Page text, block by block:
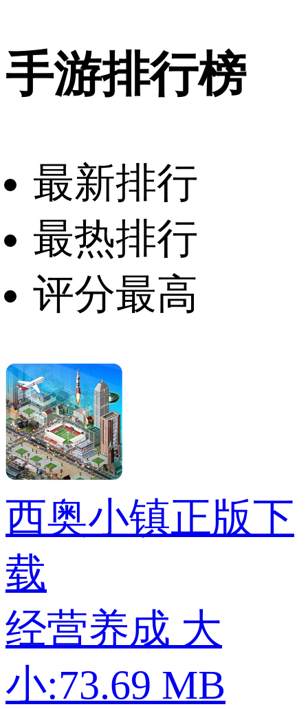
手游排行榜
最新排行
最热排行
评分最高
西奥小镇正版下
载
经营养成 大
小:73.69 MB